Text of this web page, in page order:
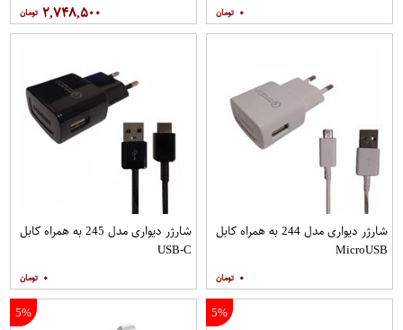
۰ ۲,۷۴۸,۵۰۰
شارژر دیواری مدل 244 به همراه کابل
MicroUSB
۰
شارژر دیواری مدل 245 به همراه کابل
USB-C
۰
5%
5%